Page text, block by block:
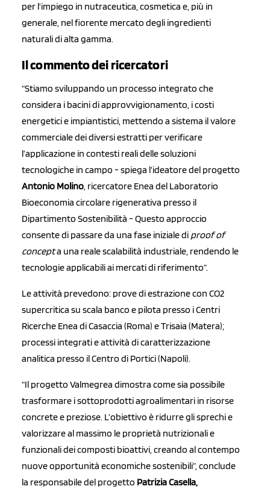
per l’impiego in nutraceutica, cosmetica e, più in
generale, nel fiorente mercato degli ingredienti
naturali di alta gamma.
Il commento dei ricercatori
“Stiamo sviluppando un processo integrato che
considera i bacini di approvvigionamento, i costi
energetici e impiantistici, mettendo a sistema il valore
commerciale dei diversi estratti per verificare
l’applicazione in contesti reali delle soluzioni
tecnologiche in campo - spiega l’ideatore del progetto
Antonio Molino, ricercatore Enea del Laboratorio
Bioeconomia circolare rigenerativa presso il
Dipartimento Sostenibilità - Questo approccio
consente di passare da una fase iniziale di proof of
concepta una reale scalabilità industriale, rendendo le
tecnologie applicabili ai mercati di riferimento”.
Le attività prevedono: prove di estrazione con CO2
supercritica su scala banco e pilota presso i Centri
Ricerche Enea di Casaccia (Roma) e Trisaia (Matera);
processi integrati e attività di caratterizzazione
analitica presso il Centro di Portici (Napoli).
“Il progetto Valmegrea dimostra come sia possibile
trasformare i sottoprodotti agroalimentari in risorse
concrete e preziose. L’obiettivo è ridurre gli sprechi e
valorizzare al massimo le proprietà nutrizionali e
funzionali dei composti bioattivi, creando al contempo
nuove opportunità economiche sostenibili”, conclude
la responsabile del progetto Patrizia Casella,